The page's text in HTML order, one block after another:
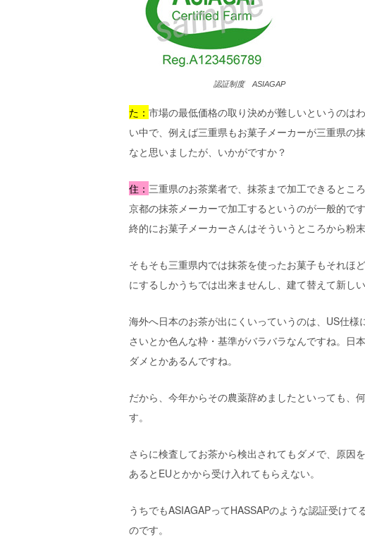
認証制度 ASIAGAP
た： 市場の最低価格の取り決めが難しいというのは
い中で、例えば三重県もお菓子メーカーが三重県の
なと思いましたが、いかがですか？
住： 三重県のお茶業者で、抹茶まで加工できるとこ
京都の抹茶メーカーで加工するというのが一般的で
終的にお菓子メーカーさんはそういうところから粉
そもそも三重県内では抹茶を使ったお菓子もそれほ
にするしかうちでは出来ませんし、建て替えて新し
海外へ日本のお茶が出にくいっていうのは、US仕
さいとか色んな枠・基準がバラバラなんですね。日
ダメとかあるんですね。
だから、今年からその農薬辞めましたといっても、
す。
さらに検査してお茶から検出されてもダメで、原因
あるとEUとかから受け入れてもらえない。
うちでもASIAGAPってHASSAPのような認証受け
のです。